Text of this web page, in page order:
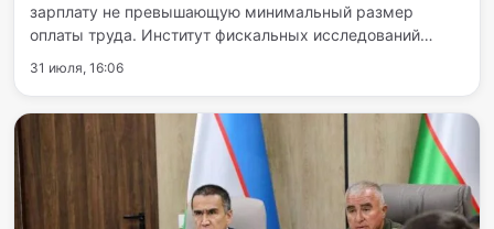
зарплату не превышающую минимальный размер
оплаты труда. Институт фискальных исследований
На сегодняшний день минимальная зарплата в
31 июля, 16:06